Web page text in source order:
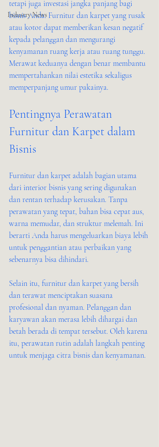
Industry News
tetapi juga investasi jangka panjang bagi
bisnis Anda. Furnitur dan karpet yang rusak
atau kotor dapat memberikan kesan negatif
kepada pelanggan dan mengurangi
kenyamanan ruang kerja atau ruang tunggu.
Merawat keduanya dengan benar membantu
mempertahankan nilai estetika sekaligus
memperpanjang umur pakainya.
Pentingnya Perawatan
Furnitur dan Karpet dalam
Bisnis
Furnitur dan karpet adalah bagian utama
dari interior bisnis yang sering digunakan
dan rentan terhadap kerusakan. Tanpa
perawatan yang tepat, bahan bisa cepat aus,
warna memudar, dan struktur melemah. Ini
berarti Anda harus mengeluarkan biaya lebih
untuk penggantian atau perbaikan yang
sebenarnya bisa dihindari.
Selain itu, furnitur dan karpet yang bersih
dan terawat menciptakan suasana
profesional dan nyaman. Pelanggan dan
karyawan akan merasa lebih dihargai dan
betah berada di tempat tersebut. Oleh karena
itu, perawatan rutin adalah langkah penting
untuk menjaga citra bisnis dan kenyamanan.